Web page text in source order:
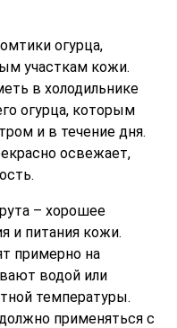
огурца,
участкам кожи.
в холодильнике
огурца, которым
и в течение дня.
освежает,
– хорошее
и питания кожи.
примерно на
водой или
температуры.
применяться с